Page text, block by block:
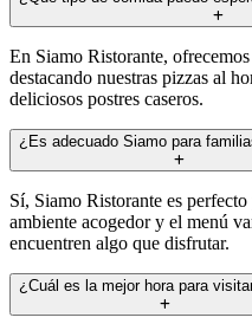
En Siamo Ristorante,
destacando nuestras pizzas al
deliciosos postres caseros.
¿Es adecuado Siamo para
Sí, Siamo Ristorante es
ambiente acogedor y el menú
encuentren algo que disfrutar.
¿Cuál es la mejor hora para